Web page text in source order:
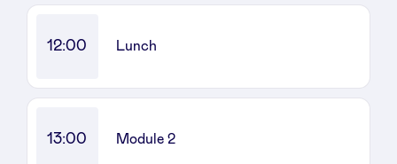
BeAngels x PMV
My Portofolio
12:00 Lunch
13:00 Module 2